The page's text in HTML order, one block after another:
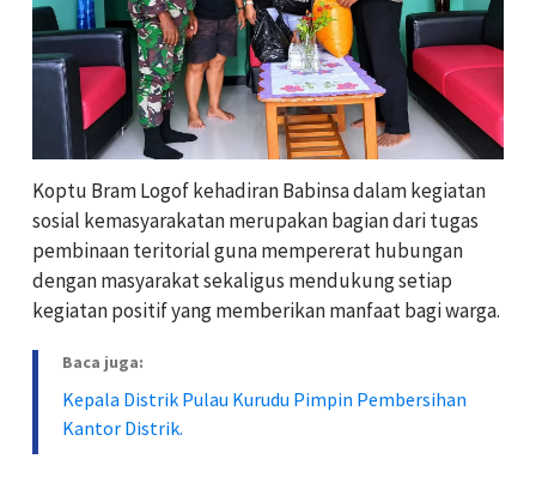
Koptu Bram Logof kehadiran Babinsa dalam kegiatan
sosial kemasyarakatan merupakan bagian dari tugas
pembinaan teritorial guna mempererat hubungan
dengan masyarakat sekaligus mendukung setiap
kegiatan positif yang memberikan manfaat bagi warga.
Baca juga:
Kepala Distrik Pulau Kurudu Pimpin Pembersihan
Kantor Distrik.